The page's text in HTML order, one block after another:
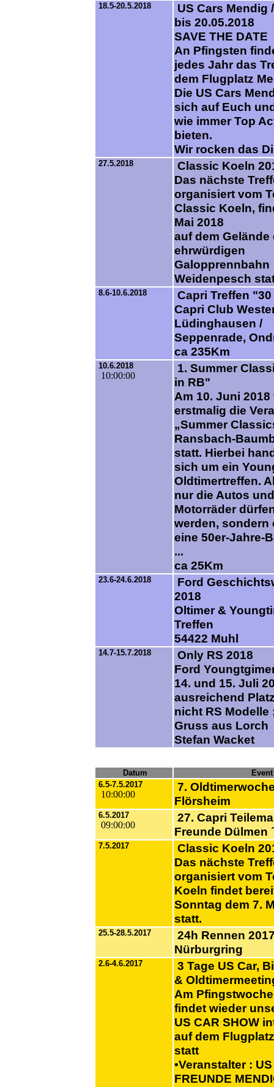
18.5-20.5.2018
US Cars Mendig
bis 20.05.2018
SAVE THE DATE
An Pfingsten
jedes Jahr das
dem Flugplatz
Die US Cars
sich auf Euch
wie immer Top
bieten.
Wir rocken das
27.5.2018
Classic Koeln
Das nächste
organisiert vom
Classic Koeln,
Mai 2018
auf dem Gelände
ehrwürdigen
Galopprennbahn
Weidenpesch
8.6-10.6.2018
Capri Treffen
Capri Club
Lüdinghausen /
Seppenrade,
ca 235Km
10.6.2018
10:00:00
1. Summer
in RB"
Am 10. Juni
erstmalig die
„Summer
Ransbach-
statt. Hierbei
sich um ein
Oldtimertreffen.
nur die Autos und
Motorräder
werden, sondern
eine 50er-Jahre-
...
ca 25Km
23.6-24.6.2018
Ford
2018
Oltimer &
Treffen
54422 Muhl
14.7-15.7.2018
Only RS 2018
Ford
14. und 15. Juli
ausreichend
nicht RS Modelle
Gruss aus Lorch
Stefan Wacket
Datum
Event
6.5-7.5.2017
10:00:00
7.
Flörsheim
6.5.2017
09:00:00
27. Capri
Freunde Dülmen
7.5.2017
Classic Koeln
Das nächste
organisiert vom
Koeln findet
Sonntag dem 7.
statt.
25.5-28.5.2017
24h Rennen
Nürburgring
2.6-4.6.2017
3 Tage US Car,
&
Am
findet wieder
US CAR SHOW
auf dem
statt
•Veranstalter :
FREUNDE